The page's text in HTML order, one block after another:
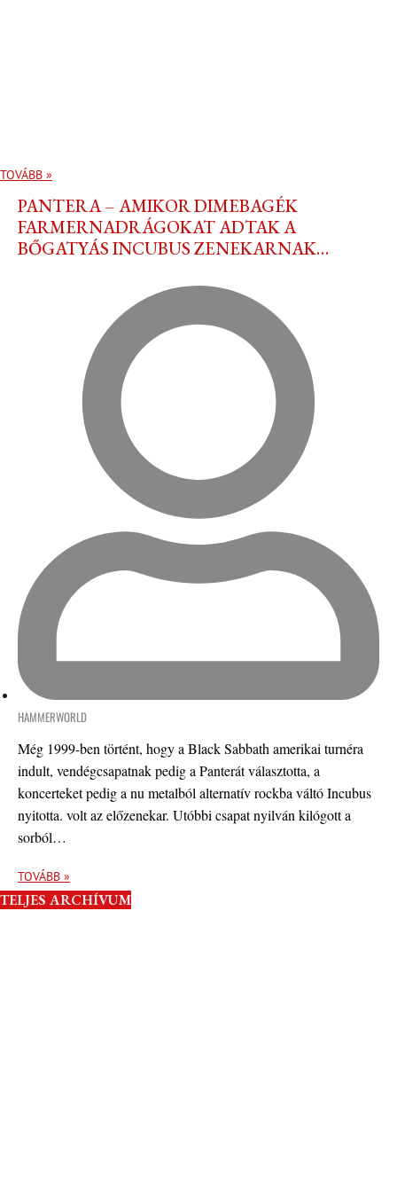
TOVÁBB »
PANTERA – AMIKOR DIMEBAGÉK
FARMERNADRÁGOKAT ADTAK A
BŐGATYÁS INCUBUS ZENEKARNAK…
HAMMERWORLD
Még 1999-ben történt, hogy a Black Sabbath amerikai turnéra
indult, vendégcsapatnak pedig a Panterát választotta, a
koncerteket pedig a nu metalból alternatív rockba váltó Incubus
nyitotta. volt az előzenekar. Utóbbi csapat nyilván kilógott a
sorból…
TOVÁBB »
TELJES ARCHÍVUM